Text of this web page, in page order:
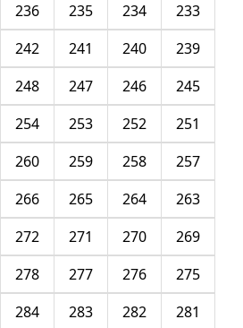
233
234
235
236
239
240
241
242
245
246
247
248
251
252
253
254
257
258
259
260
263
264
265
266
269
270
271
272
275
276
277
278
281
282
283
284